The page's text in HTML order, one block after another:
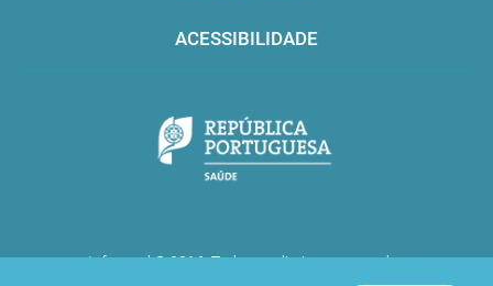
ACESSIBILIDADE
Infarmed © 2016. Todos os direitos reservados